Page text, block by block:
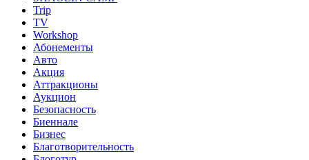
Trip
TV
Workshop
Абонементы
Авто
Акция
Аттракционы
Аукцион
Безопасность
Биеннале
Бизнес
Благотворительность